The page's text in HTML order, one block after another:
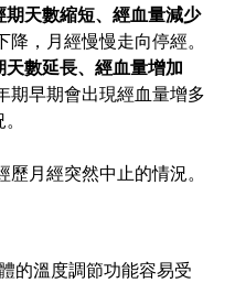
天數縮短、經血量減少
，月經慢慢走向停經。
數延長、經血量增加
期早期會出現經血量增多
月經突然中止的情況。
的溫度調節功能容易受